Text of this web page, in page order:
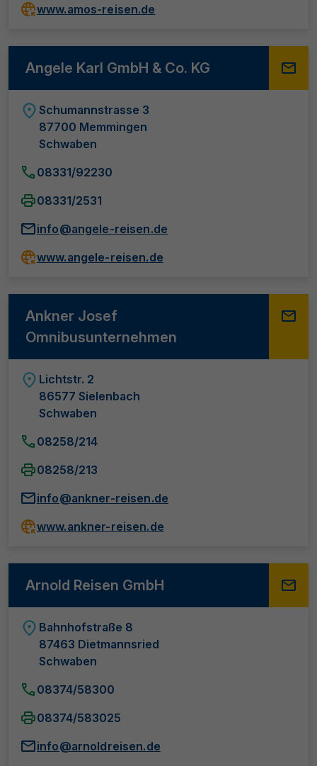
www.amos-reisen.de
Angele Karl GmbH & Co. KG
Schumannstrasse 3
87700 Memmingen
Schwaben
08331/92230
08331/2531
info@angele-reisen.de
www.angele-reisen.de
Ankner Josef
Omnibusunternehmen
Lichtstr. 2
86577 Sielenbach
Schwaben
08258/214
08258/213
info@ankner-reisen.de
www.ankner-reisen.de
Arnold Reisen GmbH
Bahnhofstraße 8
87463 Dietmannsried
Schwaben
08374/58300
08374/583025
info@arnoldreisen.de